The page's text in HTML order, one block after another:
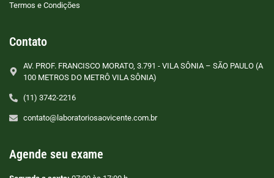
Termos e Condições
Contato
AV. PROF. FRANCISCO MORATO, 3.791 - VILA SÔNIA – SÃO PAULO (A
100 METROS DO METRÔ VILA SÔNIA)
(11) 3742-2216
contato@laboratoriosaovicente.com.br
Agende seu exame